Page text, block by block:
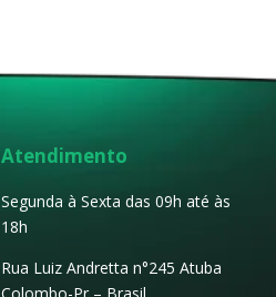
Atendimento
Segunda à Sexta das 09h até às
18h
Rua Luiz Andretta n°245 Atuba